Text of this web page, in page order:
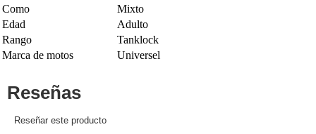
Como
Mixto
Edad
Adulto
Rango
Tanklock
Marca de motos
Universel